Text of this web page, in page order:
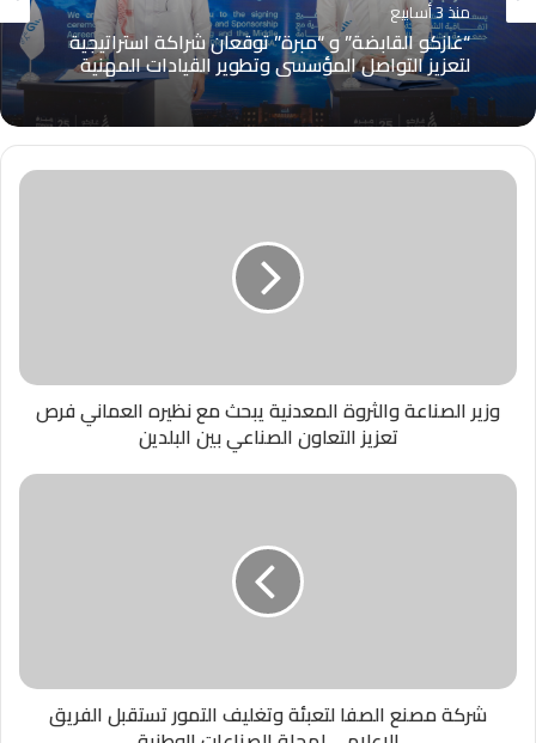
منذ 3 أسابيع
“غازكو القابضة” و “مبرة” توقعان شراكة استراتيجية
لتعزيز التواصل المؤسسي وتطوير القيادات المهنية
وزير الصناعة والثروة المعدنية يبحث مع نظيره العماني فرص
تعزيز التعاون الصناعي بين البلدين
شركة مصنع الصفا لتعبئة وتغليف التمور تستقبل الفريق